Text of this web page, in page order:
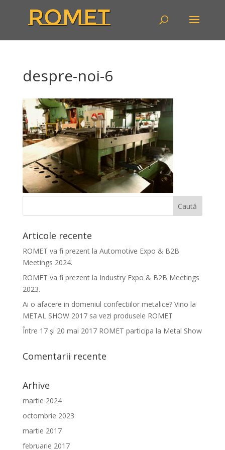
despre-noi-6
Articole recente
ROMET va fi prezent la Automotive Expo & B2B
Meetings 2024.
ROMET va fi prezent la Industry Expo & B2B Meetings
2023.
Ai o afacere in domeniul confectiilor metalice? Vino la
METAL SHOW 2017 sa vezi produsele ROMET
Între 17 şi 20 mai 2017 ROMET participa la Metal Show
Comentarii recente
Arhive
martie 2024
octombrie 2023
martie 2017
februarie 2017